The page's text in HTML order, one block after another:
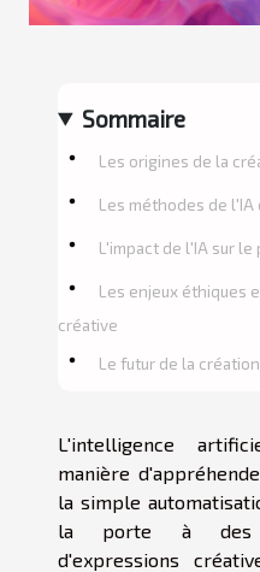
Sommaire
Les origines de la
Les méthodes de
L'impact de l'IA sur
Les enjeux éthiques
créative
Le futur de la
L'intelligence
manière
la simple
la porte à des
d'expressions